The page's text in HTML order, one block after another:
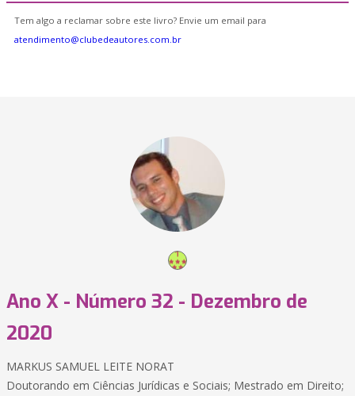
Tem algo a reclamar sobre este livro? Envie um email para
atendimento@clubedeautores.com.br
Ano X - Número 32 - Dezembro de
2020
MARKUS SAMUEL LEITE NORAT
Doutorando em Ciências Jurídicas e Sociais; Mestrado em Direito;